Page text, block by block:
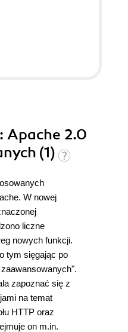
: Apache 2.0
(1)
W nowej
liczne
nowych funkcji.
tym sięgając po
zapoznać się z
na temat
HTTP oraz
on m.in.